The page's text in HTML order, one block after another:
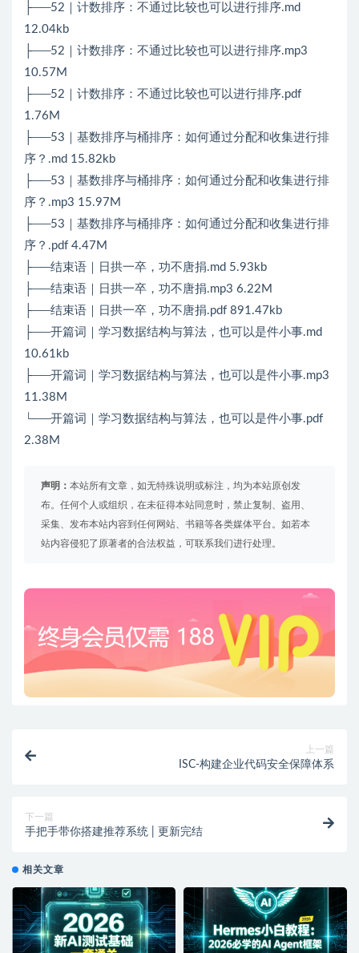
├──52｜计数排序：不通过比较也可以进行排序.md
12.04kb
├──52｜计数排序：不通过比较也可以进行排序.mp3
10.57M
├──52｜计数排序：不通过比较也可以进行排序.pdf
1.76M
├──53｜基数排序与桶排序：如何通过分配和收集进行排
序？.md 15.82kb
├──53｜基数排序与桶排序：如何通过分配和收集进行排
序？.mp3 15.97M
├──53｜基数排序与桶排序：如何通过分配和收集进行排
序？.pdf 4.47M
├──结束语｜日拱一卒，功不唐捐.md 5.93kb
├──结束语｜日拱一卒，功不唐捐.mp3 6.22M
├──结束语｜日拱一卒，功不唐捐.pdf 891.47kb
├──开篇词｜学习数据结构与算法，也可以是件小事.md
10.61kb
├──开篇词｜学习数据结构与算法，也可以是件小事.mp3
11.38M
└──开篇词｜学习数据结构与算法，也可以是件小事.pdf
2.38M
声明： 本站所有文章，如无特殊说明或标注，均为本站原创发
布。任何个人或组织，在未征得本站同意时，禁止复制、盗用、
采集、发布本站内容到任何网站、书籍等各类媒体平台。如若本
站内容侵犯了原著者的合法权益，可联系我们进行处理。
上一篇
ISC-构建企业代码安全保障体系
下一篇
手把手带你搭建推荐系统 | 更新完结
相关文章